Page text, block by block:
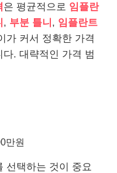
은 평균적으로 임플란
, 부분 틀니 , 임플란트
가 커서 정확한 가격
. 대략적인 가격 범
만원
선택하는 것이 중요